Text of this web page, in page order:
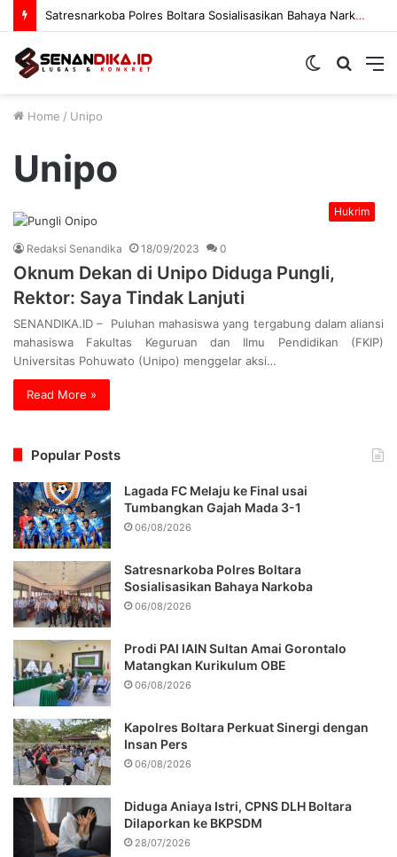
Satresnarkoba Polres Boltara Sosialisasikan Bahaya Narkoba
Search
Switch
Home / Unipo
Unipo
Hukrim
Redaksi Senandika 18/09/2023 0
Oknum Dekan di Unipo Diduga Pungli,
Rektor: Saya Tindak Lanjuti
SENANDIKA.ID – Puluhan mahasiswa yang tergabung dalam aliansi
mahasiswa Fakultas Keguruan dan Ilmu Pendidikan (FKIP)
Universitas Pohuwato (Unipo) menggelar aksi…
Read More »
Popular Posts
Lagada FC Melaju ke Final usai
Tumbangkan Gajah Mada 3-1
06/08/2026
Satresnarkoba Polres Boltara
Sosialisasikan Bahaya Narkoba
06/08/2026
Prodi PAI IAIN Sultan Amai Gorontalo
Matangkan Kurikulum OBE
06/08/2026
Kapolres Boltara Perkuat Sinergi dengan
Insan Pers
06/08/2026
Diduga Aniaya Istri, CPNS DLH Boltara
Dilaporkan ke BKPSDM
28/07/2026